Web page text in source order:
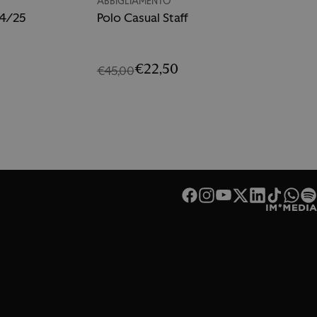
25 Polo Casual Staff
€45,00€22,50